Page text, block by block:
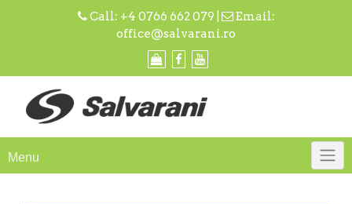
Call: +4 0766 662 079
Email:
office@salvarani.ro
Menu